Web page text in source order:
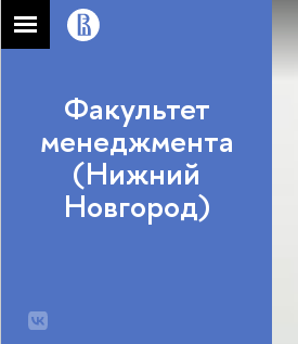
Факультет
менеджмента
(Нижний
Новгород)